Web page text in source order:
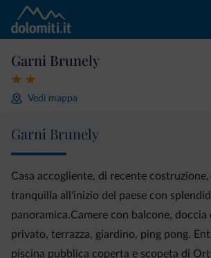
Garni Brunely
Vedi mappa
Garni Brunely
Casa accogliente, di recente
tranquilla all'inizio del paese con
panoramica.Camere con balcone, doccia
privato, terrazza, giardino, ping pong.
piscina pubblica coperta e scopeta di